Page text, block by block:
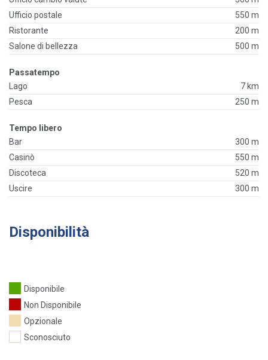
Ufficio postale
550 m
Ristorante
200 m
Salone di bellezza
500 m
Passatempo
Lago
7 km
Pesca
250 m
Tempo libero
Bar
300 m
Casinò
550 m
Discoteca
520 m
Uscire
300 m
Disponibilità
Disponibile
Non Disponibile
Opzionale
Sconosciuto